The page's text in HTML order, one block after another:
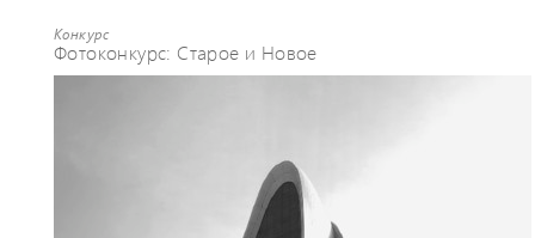
Конкурс
Фотоконкурс: Старое и Новое